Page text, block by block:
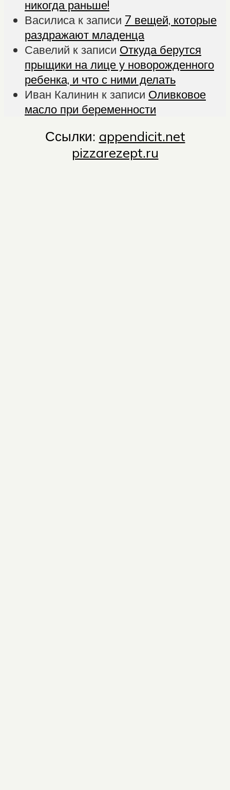
никогда раньше!
Василисак записи 7 вещей, которые
раздражают младенца
Савелий к записи Откуда берутся
прыщики на лице у новорожденного
ребенка, и что с ними делать
Иван Калинин к записи Оливковое
масло при беременности
Ссылки: appendicit.net
pizzarezept.ru